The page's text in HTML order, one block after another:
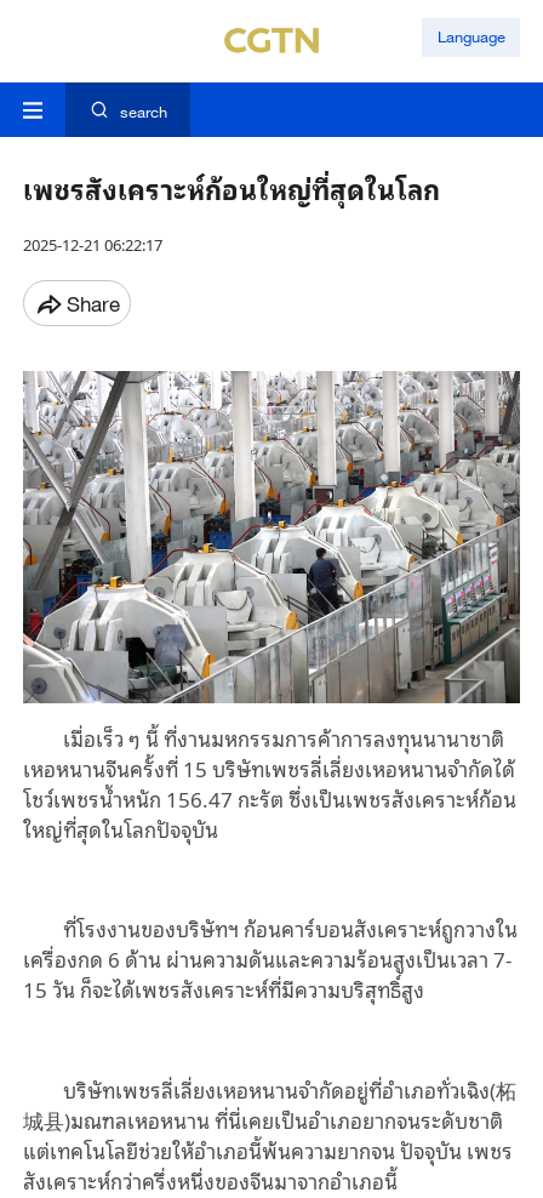
Language
search
เพชรสังเคราะห์ก้อนใหญ่ที่สุดในโลก
2025-12-21 06:22:17
Share
เมื่อเร็ว ๆ นี้ ที่งานมหกรรมการค้าการลงทุนนานาชาติ
เหอหนานจีนครั้งที่ 15 บริษัทเพชรลี่เลี่ยงเหอหนานจำกัดได้
โชว์เพชรน้ำหนัก 156.47 กะรัต ซึ่งเป็นเพชรสังเคราะห์ก้อน
ใหญ่ที่สุดในโลกปัจจุบัน
ที่โรงงานของบริษัทฯ ก้อนคาร์บอนสังเคราะห์ถูกวางใน
เครื่องกด 6 ด้าน ผ่านความดันและความร้อนสูงเป็นเวลา 7-
15 วัน ก็จะได้เพชรสังเคราะห์ที่มีความบริสุทธิ์สูง
บริษัทเพชรลี่เลี่ยงเหอหนานจำกัดอยู่ที่อำเภอทั่วเฉิง(柘
城县)มณฑลเหอหนาน ที่นี่เคยเป็นอำเภอยากจนระดับชาติ
แต่เทคโนโลยีช่วยให้อำเภอนี้พ้นความยากจน ปัจจุบัน เพชร
สังเคราะห์กว่าครึ่งหนึ่งของจีนมาจากอำเภอนี้